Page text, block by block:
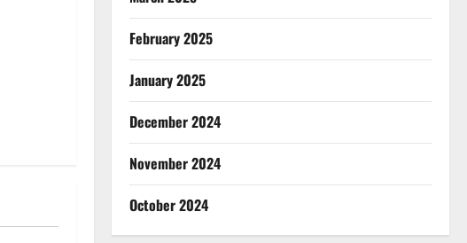
February 2025
January 2025
December 2024
November 2024
October 2024